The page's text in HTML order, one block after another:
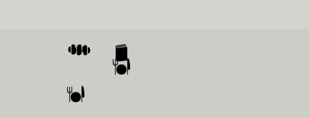
eigen grond een parkeerterrein met 21 parkeerplaatsen.